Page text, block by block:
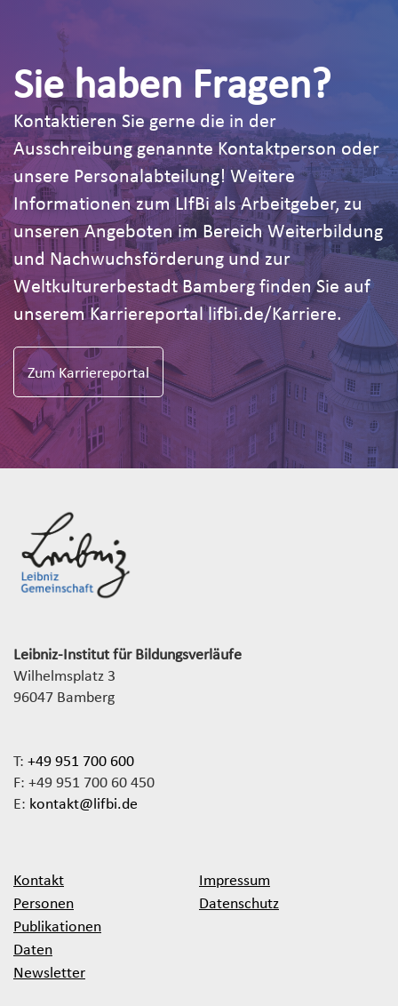
Sie haben Fragen?
Kontaktieren Sie gerne die in der
Ausschreibung genannte Kontaktperson oder
unsere Personalabteilung! Weitere
Informationen zum LIfBi als Arbeitgeber, zu
unseren Angeboten im Bereich Weiterbildung
und Nachwuchsförderung und zur
Weltkulturerbestadt Bamberg finden Sie auf
unserem Karriereportal lifbi.de/Karriere.
Zum Karriereportal
Leibniz-Institut für Bildungsverläufe
Wilhelmsplatz 3
96047 Bamberg
T: +49 951 700 600
F: +49 951 700 60 450
E: kontakt@lifbi.de
Kontakt
Personen
Publikationen
Daten
Newsletter
Impressum
Datenschutz